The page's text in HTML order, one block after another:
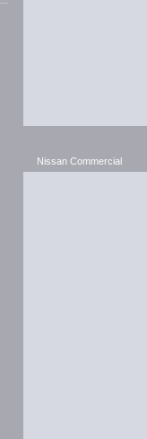
Nissan Commercial